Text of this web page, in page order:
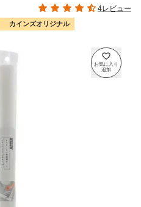
4レビュー
カインズオリジナル